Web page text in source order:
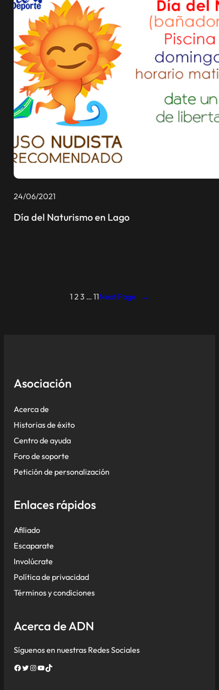
24/06/2021
Día del Naturismo en Lago
1 23 … 11Next Page →
Asociación
Acerca de
Historias de éxito
Centro de ayuda
Foro de soporte
Petición de personalización
Enlaces rápidos
Afiliado
Escaparate
Involúcrate
Política de privacidad
Términos y condiciones
Acerca de ADN
Síguenos en nuestras Redes Sociales
Facebook
Twitter
Instagram
YouTube
TikTok